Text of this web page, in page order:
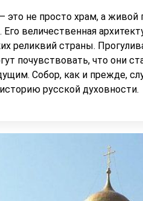
это не просто храм, а
величественная
реликвий страны.
почувствовать, что они
Собор, как и прежде,
русской духовности.